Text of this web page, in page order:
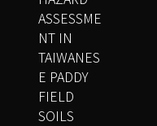
ASSESSME
NT IN
TAIWANES
E PADDY
FIELD
SOILS